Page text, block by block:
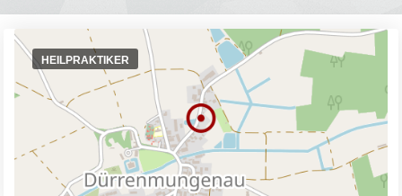
HEILPRAKTIKER